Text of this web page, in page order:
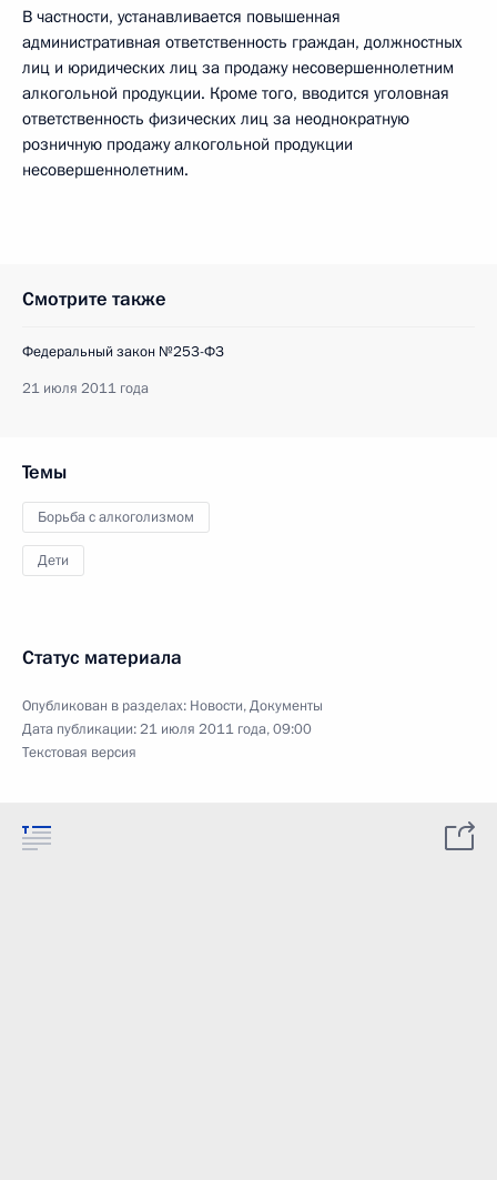
В частности, устанавливается повышенная
административная ответственность граждан, должностных
лиц и юридических лиц за продажу несовершеннолетним
алкогольной продукции. Кроме того, вводится уголовная
ответственность физических лиц за неоднократную
розничную продажу алкогольной продукции
несовершеннолетним.
Смотрите также
Федеральный закон №253-ФЗ
21 июля 2011 года
Темы
Борьба с алкоголизмом
Дети
Статус материала
Опубликован в разделах: Новости,Документы
Дата публикации:21 июля 2011 года, 09:00
Текстовая версия